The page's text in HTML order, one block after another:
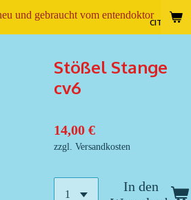
CITROEN
Stößel Stange
cv6
14,00 €
zzgl. Versandkosten
In den